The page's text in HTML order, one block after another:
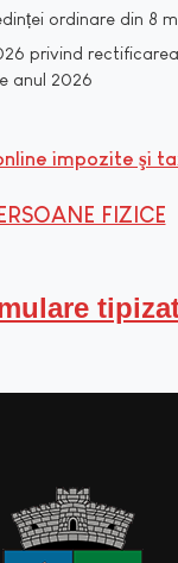
ordinare din 8
privind
anul 2026
impozite şi
FIZICE